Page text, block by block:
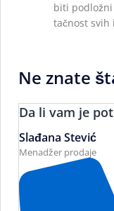
biti
tačnost svih
Ne znate
Da li vam je
Slađana Stević
Menadžer prodaje